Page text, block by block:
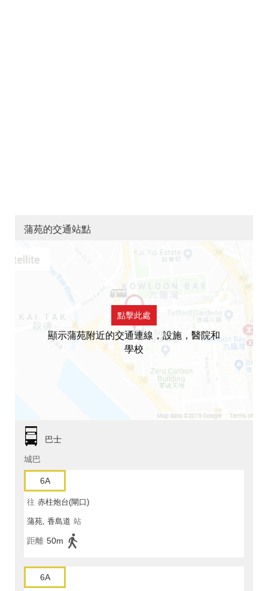
蒲苑的交通站點
點擊此處
顯示蒲苑附近的交通連線，設施，醫院和
學校
巴士
城巴
6A
往 赤柱炮台(閘口)
蒲苑, 香島道 站
距離 50m
6A